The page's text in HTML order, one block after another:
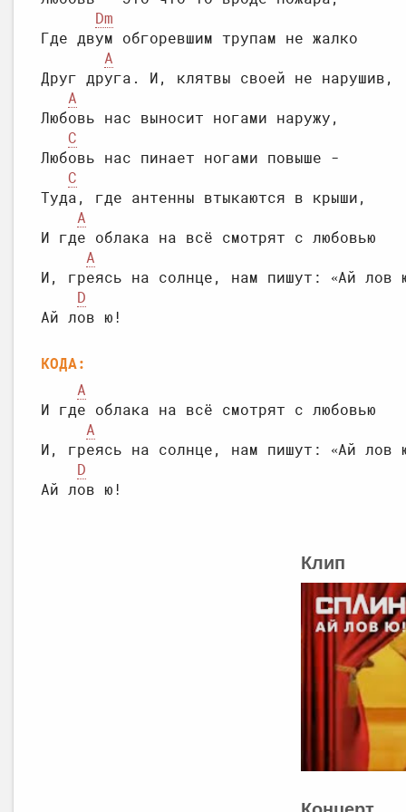
Dm
Где двум обгоревшим трупам не жалко
A
Друг друга. И, клятвы своей не нарушив,
A
Любовь нас выносит ногами наружу,
C
Любовь нас пинает ногами повыше -
C
Туда, где антенны втыкаются в крыши,
A
И где облака на всё смотрят с любовью
A
И, греясь на солнце, нам пишут: «Ай лов
D
КОДА:
A
И где облака на всё смотрят с любовью
A
И, греясь на солнце, нам пишут: «Ай лов
D
Клип